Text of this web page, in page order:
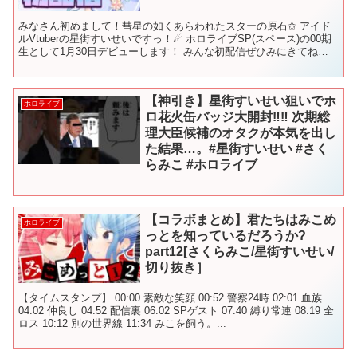
みなさん初めまして！彗星の如くあらわれたスターの原石✩ アイド
ルVtuberの星街すいせいですっ！☄ ホロライブSP(スペース)の00期
生として1月30日デビューします！ みんな初配信ぜひみにきてねー
ホロライブ
【神引き】星街すいせい狙いでホ
ロ花火缶バッジ大開封‼︎‼︎ 次期総
理大臣候補のオタクが本気を出し
た結果…。#星街すいせい #さく
らみこ #ホロライブ
ホロライブ
【コラボまとめ】君たちはみこめ
っとを知っているだろうか?
part12[さくらみこ/星街すいせい/
切り抜き］
【タイムスタンプ】 00:00 素敵な笑顔 00:52 警察24時 02:01 血族
04:02 仲良し 04:52 配信裏 06:02 SPゲスト 07:40 縛り常連 08:19 全
ロス 10:12 別の世界線 11:34 みこを飼う。...